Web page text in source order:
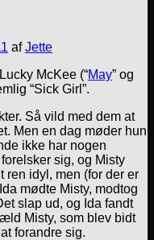
afJette
McKee (“May” og
“Sick Girl”.
Så vild med dem at
Men en dag møder hun
ikke har nogen
sig, og Misty
ren idyl, men (for der er
mødte Misty, modtog
slap ud, og Ida fandt
Misty, som blev bidt
forandre sig.